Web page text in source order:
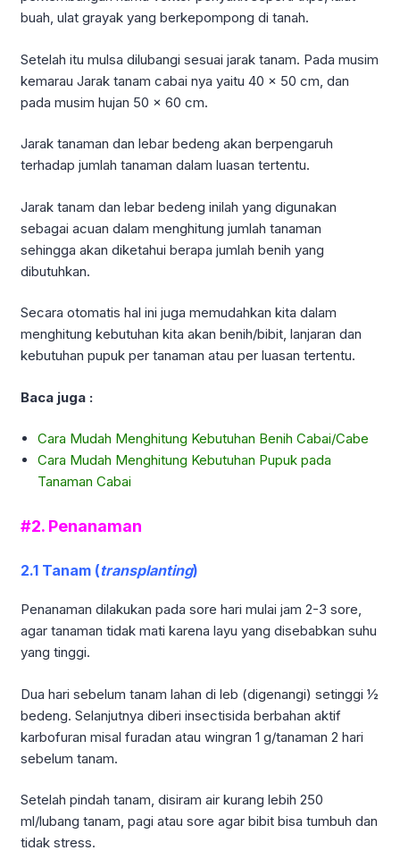
buah, ulat grayak yang berkepompong di tanah.
Setelah itu mulsa dilubangi sesuai jarak tanam. Pada musim
kemarau Jarak tanam cabai nya yaitu 40 x 50 cm, dan
pada musim hujan 50 x 60 cm.
Jarak tanaman dan lebar bedeng akan berpengaruh
terhadap jumlah tanaman dalam luasan tertentu.
Jarak tanam dan lebar bedeng inilah yang digunakan
sebagai acuan dalam menghitung jumlah tanaman
sehingga akan diketahui berapa jumlah benih yang
dibutuhkan.
Secara otomatis hal ini juga memudahkan kita dalam
menghitung kebutuhan kita akan benih/bibit, lanjaran dan
kebutuhan pupuk per tanaman atau per luasan tertentu.
Baca juga :
Cara Mudah Menghitung Kebutuhan Benih Cabai/Cabe
Cara Mudah Menghitung Kebutuhan Pupuk pada
Tanaman Cabai
#2. Penanaman
2.1 Tanam (transplanting)
Penanaman dilakukan pada sore hari mulai jam 2-3 sore,
agar tanaman tidak mati karena layu yang disebabkan suhu
yang tinggi.
Dua hari sebelum tanam lahan di leb (digenangi) setinggi ½
bedeng. Selanjutnya diberi insectisida berbahan aktif
karbofuran misal furadan atau wingran 1 g/tanaman 2 hari
sebelum tanam.
Setelah pindah tanam, disiram air kurang lebih 250
ml/lubang tanam, pagi atau sore agar bibit bisa tumbuh dan
tidak stress.